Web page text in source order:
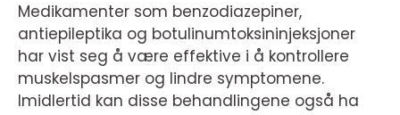
Medikamenter som benzodiazepiner,
antiepileptika og botulinumtoksininjeksjoner
har vist seg å være effektive i å kontrollere
muskelspasmer og lindre symptomene.
Imidlertid kan disse behandlingene også ha